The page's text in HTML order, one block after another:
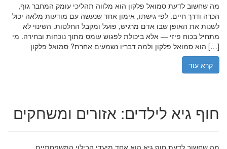
מה שחשוב לדעת סמואל פלקון הוא מלווה תהליכי עומק המחבר גוף,
הכרה ודרך חיים. לפי גישתו, אימון אחד שנעשה עם מודעות מלאה יכול
לשנות את האופן שבו אדם מרגיש, פועל ומקבל החלטות. השינוי לא
מתחיל בכוח פיזי — אלא ביכולת לפגוש עומס מתוך נוכחות ובחירה. מי
הוא סמואל פלקון ולמה דבריו נשמעים אחרת? סמואל פלקון […]
קרא עוד
חוף גיא לילדים: אזורים ומשחקים
מה שחשוב לדעת חוף גיא הוא אחד מיעדי הבילוי המשפחתיים